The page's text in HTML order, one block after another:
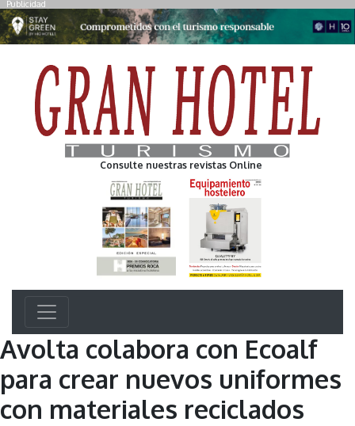
Publicidad
Consulte nuestras revistas Online
Avolta colabora con Ecoalf
para crear nuevos uniformes
con materiales reciclados